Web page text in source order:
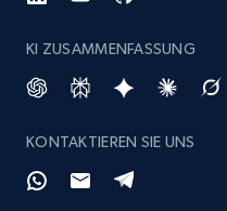
KI ZUSAMMENFASSUNG
KONTAKTIEREN SIE UNS